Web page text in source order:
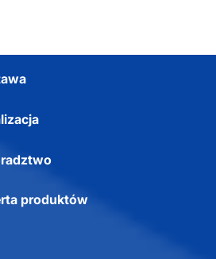
produktów